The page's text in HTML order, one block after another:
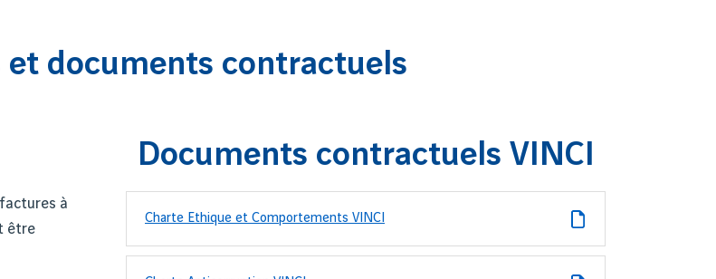
documents contractuels
à
être
Documents contractuels VINCI
Charte Ethique et Comportements VINCI